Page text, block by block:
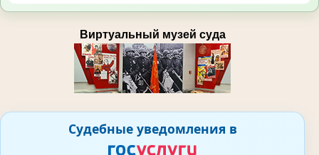
Виртуальный музей суда
Судебные уведомления в